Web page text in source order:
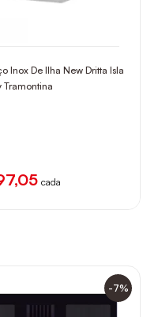
Inox De Ilha New Dritta Isla
cada
-7%